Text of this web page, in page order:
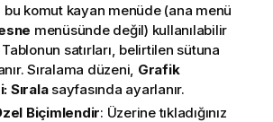
komut kayan menüde (ana menü
menüsünde değil) kullanılabilir
satırları, belirtilen sütuna
Sıralama düzeni, Grafik
Sıralasayfasında ayarlanır.
Biçimlendir: Üzerine tıkladığınız